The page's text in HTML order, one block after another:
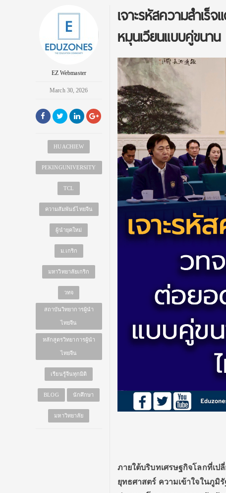
EZ Webmaster
March 30, 2026
HUACHIEW
PEKINGUNIVERSITY
TCL
ความสัมพันธ์ไทยจีน
ผู้นำยุคใหม่
ม.เกริก
มหาวิทยาลัยเกริก
วทจ
สถาบันวิทยาการผู้นำ
ไทยจีน
หลักสูตรวิทยาการผู้นำ
ไทยจีน
เรียนรู้จีนทุกมิติ
BLOG นักศึกษา
มหาวิทยาลัย
เจาะรหัสความสำเ
หมุนเวียนแบบคู่ขนาน
ภายใต้บริบทเศรษฐกิจโลกที่เป
ยุทธศาสตร์ ความเข้าใจในภูมิ